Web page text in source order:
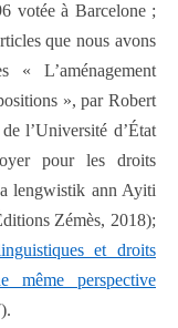
votée à Barcelone ;
que nous avons
« L’aménagement
», par Robert
l’Université d’État
pour les droits
lengwistik ann Ayiti
Zémès, 2018);
et droits
même perspective